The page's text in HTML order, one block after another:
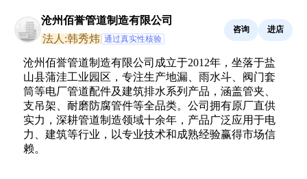
沧州佰誉管道制造有限公司
法人:韩秀炜 通过真实性核验
咨询 进店
沧州佰誉管道制造有限公司成立于2012年，坐落于盐
山县蒲洼工业园区，专注生产地漏、雨水斗、阀门套
筒等电厂管道配件及建筑排水系列产品，涵盖管夹、
支吊架、耐磨防腐管件等全品类。公司拥有原厂直供
实力，深耕管道制造领域十余年，产品广泛应用于电
力、建筑等行业，以专业技术和成熟经验赢得市场信
赖。